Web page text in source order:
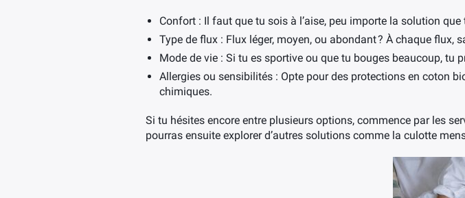
Confort : Il faut que tu sois à l’aise, peu importe la solution que
Type de flux : Flux léger, moyen, ou abondant ? À chaque flux,
Mode de vie : Si tu es sportive ou que tu bouges beaucoup, tu
Allergies ou sensibilités : Opte pour des protections en coton
chimiques.
Si tu hésites encore entre plusieurs options, commence par les
pourras ensuite explorer d’autres solutions comme la culotte